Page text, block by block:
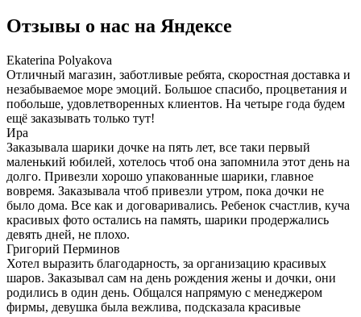
Отзывы о нас на Яндексе
Ekaterina Polyakova
Отличный магазин, заботливые ребята, скоростная доставка и
незабываемое море эмоций. Большое спасибо, процветания и
побольше, удовлетворенных клиентов. На четыре года будем
ещё заказывать только тут!
Ира
Заказывала шарики дочке на пять лет, все таки первый
маленький юбилей, хотелось чтоб она запомнила этот день на
долго. Привезли хорошо упакованные шарики, главное
вовремя. Заказывала чтоб привезли утром, пока дочки не
было дома. Все как и договаривались. Ребенок счастлив, куча
красивых фото остались на память, шарики продержались
девять дней, не плохо.
Григорий Перминов
Хотел выразить благодарность, за организацию красивых
шаров. Заказывал сам на день рождения жены и дочки, они
родились в один день. Общался напрямую с менеджером
фирмы, девушка была вежлива, подсказала красивые